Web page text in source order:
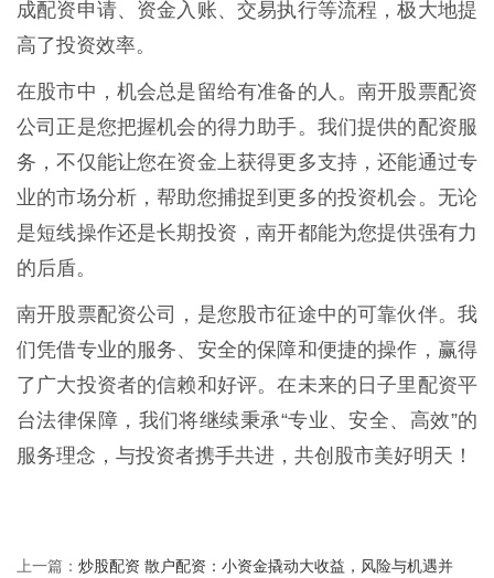
成配资申请、资金入账、交易执行等流程，极大地提
高了投资效率。
在股市中，机会总是留给有准备的人。南开股票配资
公司正是您把握机会的得力助手。我们提供的配资服
务，不仅能让您在资金上获得更多支持，还能通过专
业的市场分析，帮助您捕捉到更多的投资机会。无论
是短线操作还是长期投资，南开都能为您提供强有力
的后盾。
南开股票配资公司，是您股市征途中的可靠伙伴。我
们凭借专业的服务、安全的保障和便捷的操作，赢得
了广大投资者的信赖和好评。在未来的日子里配资平
台法律保障，我们将继续秉承“专业、安全、高效”的
服务理念，与投资者携手共进，共创股市美好明天！
上一篇： 炒股配资 散户配资：小资金撬动大收益，风险与机遇并